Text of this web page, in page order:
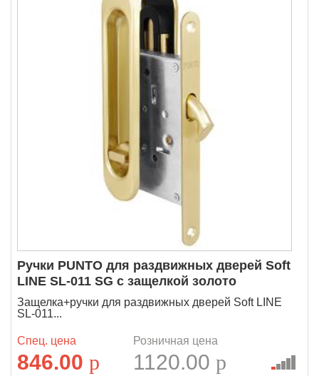
Ручки PUNTO для раздвижных дверей Soft
LINE SL-011 SG с защелкой золото
Защелка+ручки для раздвижных дверей Soft LINE
SL-011...
Спец. цена
846.00 p
Розничная цена
1120.00 p